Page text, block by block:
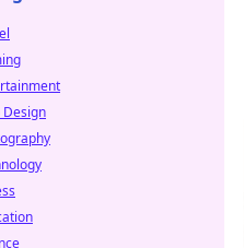
Design